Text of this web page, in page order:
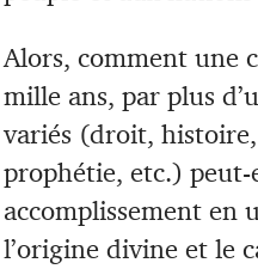
Alors, comment une
mille ans, par plus
variés (droit,
prophétie, etc.)
accomplissement en
l’origine divine et le